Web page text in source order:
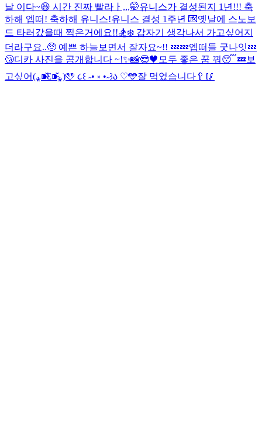
날 이다~😆 시간 진짜 빨라ㅏ,,,🤭유니스가 결성된지 1년!!! 축
하해 엡떠! 축하해 유니스!유니스 결성 1주년 💌옛날에 스노보
드 타러갔을때 찍은거에요!!🏂❄️ 갑자기 생각나서 가고싶어지
더라구요..🥺 예쁜 하늘보면서 잘자요~!! 💤💤엡떠들 굿나잇💤
😴디카 사진을 공개합니다 ~!✨📸😎🖤 모두 좋은 꿈 꿔😴💤 보
고싶어(⁎⁍̴̆Ɛ⁍̴̆⁎)🩵 ૮꒰ ˶• ༝ •˶꒱ა ♡🩵잘 먹었습니다🥄🥢